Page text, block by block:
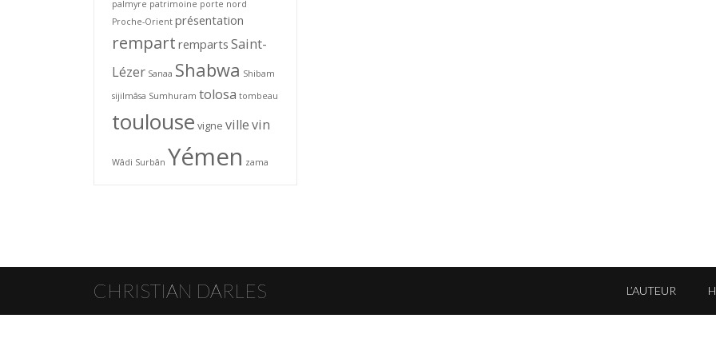
palmyre patrimoine porte nord
Proche-Orient présentation
rempart remparts Saint-
Lézer Sanaa Shabwa Shibam
sijilmâsa Sumhuram tolosa tombeau
toulouse vigne villevin
Wâdi Surbân Yémen zama
CHRISTIAN DARLES L’AUTEUR